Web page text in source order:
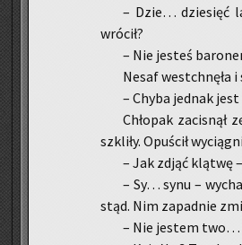
– Dzie… dzie­sięć
wró­cił?
– Nie je­steś
Nesaf wes­tchnę­ła
– Chyba jed­nak
Chło­pak za­ci­snął
szkli­ły. Opu­ścił
– Jak zdjąć klą­twę –
– Sy… synu –
stąd. Nim za­pad­nie
– Nie je­stem two…